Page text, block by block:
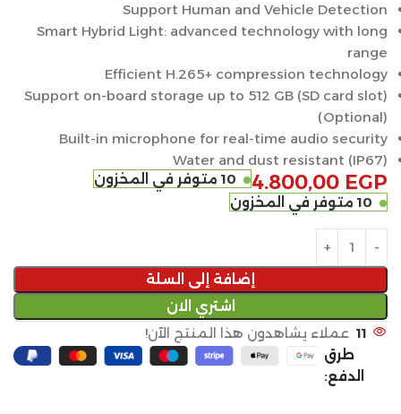
Support Human and Vehicle Detection
Smart Hybrid Light: advanced technology with long
range
Efficient H.265+ compression technology
Support on-board storage up to 512 GB (SD card slot)
(Optional)
Built-in microphone for real-time audio security
Water and dust resistant (IP67)
4.800,00 EGP
10 متوفر في المخزون
10 متوفر في المخزون
إضافة إلى السلة
اشتري الان
11 عملاء يشاهدون هذا المنتج الآن!
طرق
الدفع: